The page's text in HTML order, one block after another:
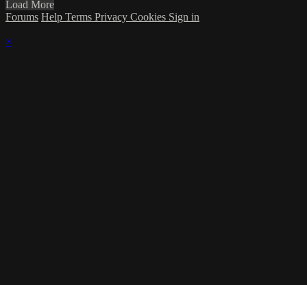
Load More
Forums Help Terms Privacy Cookies Sign in
×